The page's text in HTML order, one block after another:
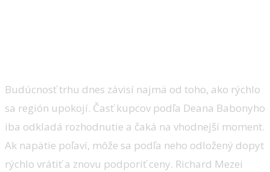
Budúcnosť trhu dnes závisí najmä od toho, ako rýchlo
sa región upokojí. Časť kupcov podľa Deana Babonyho
iba odkladá rozhodnutie a čaká na vhodnejší moment.
Ak napätie poľaví, môže sa podľa neho odložený dopyt
rýchlo vrátiť a znovu podporiť ceny. Richard Mezei